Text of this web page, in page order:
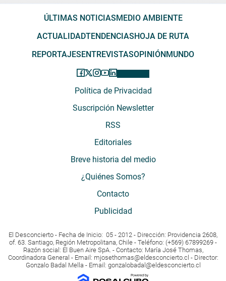
ÚLTIMAS NOTICIASMEDIO AMBIENTE
ACTUALIDADTENDENCIASHOJA DE RUTA
REPORTAJESENTREVISTASOPINIÓNMUNDO
Política de Privacidad
Suscripción Newsletter
RSS
Editoriales
Breve historia del medio
¿Quiénes Somos?
Contacto
Publicidad
El Desconcierto - Fecha de Inicio: 05 - 2012 - Dirección: Providencia 2608,
of. 63. Santiago, Región Metropolitana, Chile - Teléfono: (+569) 67899269 -
Razón social: El Buen Aire SpA. - Contacto: María José Thomas,
Coordinadora General - Email: mjosethomas@eldesconcierto.cl - Director:
Gonzalo Badal Mella - Email: gonzalobadal@eldesconcierto.cl